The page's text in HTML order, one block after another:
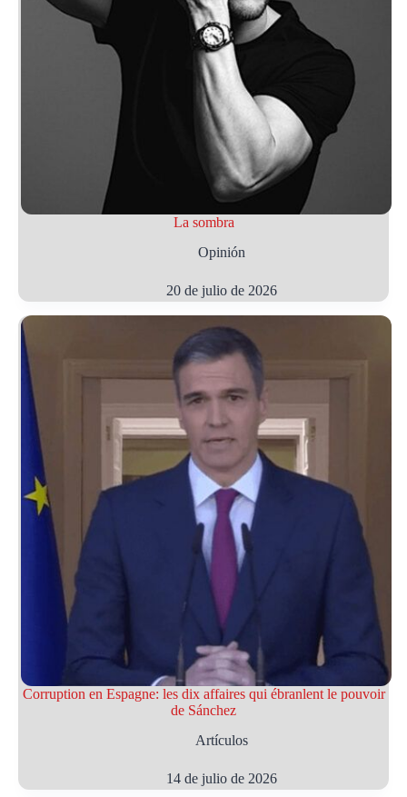
La sombra
Opinión
20 de julio de 2026
Corruption en Espagne: les dix affaires qui ébranlent le pouvoir
de Sánchez
Artículos
14 de julio de 2026